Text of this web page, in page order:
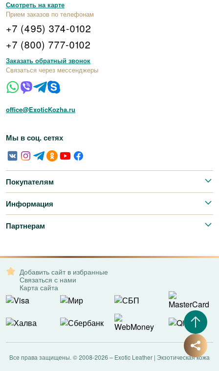
Смотреть на карте
Прием заказов по телефонам
+7 (495) 374-0102
+7 (800) 777-0102
Заказать обратный звонок
Связаться через мессенджеры
office@ExoticKozha.ru
Мы в соц. сетях
Покупателям
Информация
Партнерам
Добавить сайт в избранные
Связаться с нами
Карта сайта
Все права защищены. © 2008-2026 – Exotic Leather | Экзотическая кожа